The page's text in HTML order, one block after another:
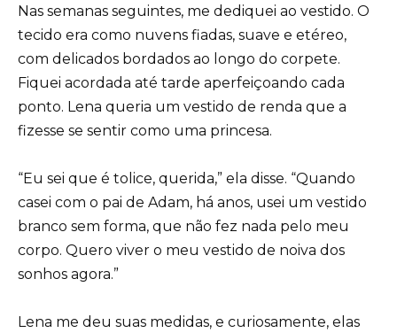
Nas semanas seguintes, me dediquei ao vestido. O
tecido era como nuvens fiadas, suave e etéreo,
com delicados bordados ao longo do corpete.
Fiquei acordada até tarde aperfeiçoando cada
ponto. Lena queria um vestido de renda que a
fizesse se sentir como uma princesa.
“Eu sei que é tolice, querida,” ela disse. “Quando
casei com o pai de Adam, há anos, usei um vestido
branco sem forma, que não fez nada pelo meu
corpo. Quero viver o meu vestido de noiva dos
sonhos agora.”
Lena me deu suas medidas, e curiosamente, elas